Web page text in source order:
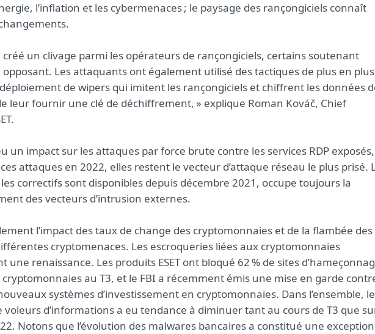
l’inflation et les cybermenaces ; le paysage des rançongiciels connaît
un clivage parmi les opérateurs de rançongiciels, certains soutenant
opposant. Les attaquants ont également utilisé des tactiques de plus en plus
de wipers qui imitent les rançongiciels et chiffrent les données
leur fournir une clé de déchiffrement, » explique Roman Kováč, Chief
un impact sur les attaques par force brute contre les services RDP exposés,
attaques en 2022, elles restent le vecteur d’attaque réseau le plus prisé.
correctifs sont disponibles depuis décembre 2021, occupe toujours la
des vecteurs d’intrusion externes.
l’impact des taux de change des cryptomonnaies et de la flambée des
cryptomenaces. Les escroqueries liées aux cryptomonnaies
renaissance. Les produits ESET ont bloqué 62 % de sites
au T3, et le FBI a récemment émis une mise en garde
systèmes d’investissement en cryptomonnaies. Dans l’ensemble, le
d’informations a eu tendance à diminuer tant au cours de T3 que
Notons que l’évolution des malwares bancaires a constitué une